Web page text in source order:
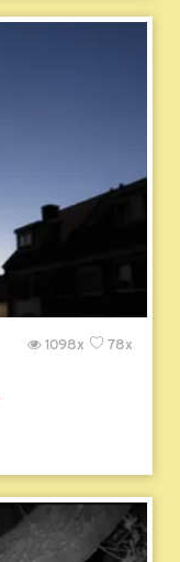
78x
1098x